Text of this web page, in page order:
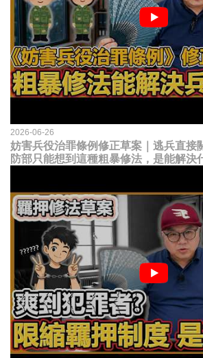
2026-06-26
妨害兵役治罪條例修正草案｜逃兵直接
防部只能想到這種粗暴修法，是能解決